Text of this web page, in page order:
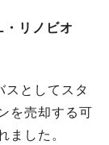
・リノビオ
スとしてスタ
を売却する可
ました。